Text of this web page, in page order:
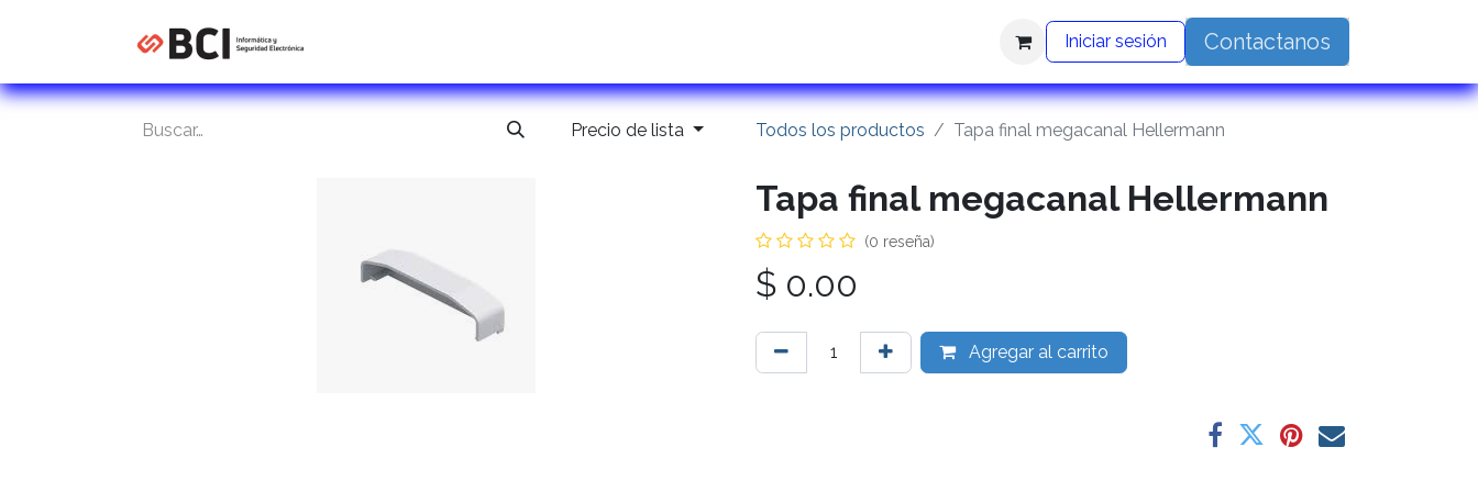
Iniciar sesión Contactanos
Precio de lista Todos los productos Tapa final megacanal Hellermann
Tapa final megacanal Hellermann
(0 reseña)
$ 0.00
Agregar al carrito